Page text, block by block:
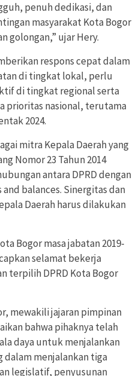
penuh dedikasi, dan
masyarakat Kota Bogor
golongan,” ujar Hery.
respons cepat dalam
di tingkat lokal, perlu
di tingkat regional serta
prioritas nasional, terutama
2024.
mitra Kepala Daerah yang
Nomor 23 Tahun 2014
antara DPRD dengan
balances. Sinergitas dan
Daerah harus dilakukan
Bogor masa jabatan 2019-
selamat bekerja
terpilih DPRD Kota Bogor
mewakili jajaran pimpinan
bahwa pihaknya telah
daya untuk menjalankan
dalam menjalankan tiga
legislatif, penyusunan